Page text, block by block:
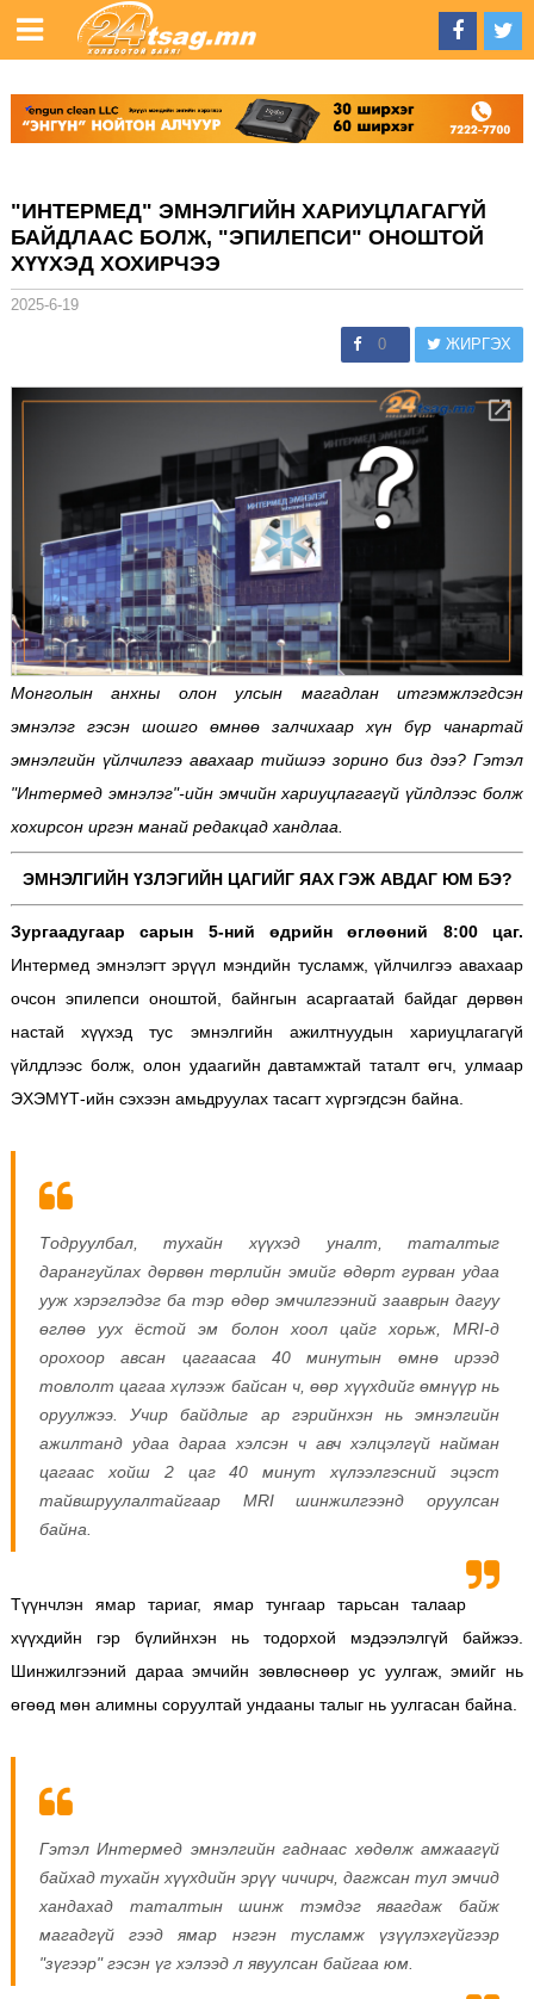
"ИНТЕРМЕД" ЭМНЭЛГИЙН ХАРИУЦЛАГАГҮЙ
БАЙДЛААС БОЛЖ, "ЭПИЛЕПСИ" ОНОШТОЙ
ХҮҮХЭД ХОХИРЧЭЭ
2025-6-19
0 ЖИРГЭХ
Монголын анхны олон улсын магадлан итгэмжлэгдсэн
эмнэлэг гэсэн шошго өмнөө залчихаар хүн бүр чанартай
эмнэлгийн үйлчилгээ авахаар тийшээ зорино биз дээ? Гэтэл
"Интермед эмнэлэг"-ийн эмчийн хариуцлагагүй үйлдлээс болж
хохирсон иргэн манай редакцад хандлаа.
ЭМНЭЛГИЙН ҮЗЛЭГИЙН ЦАГИЙГ ЯАХ ГЭЖ АВДАГ ЮМ БЭ?
Зургаадугаар сарын 5-ний өдрийн өглөөний 8:00 цаг.
Интермед эмнэлэгт эрүүл мэндийн тусламж, үйлчилгээ авахаар
очсон эпилепси оноштой, байнгын асаргаатай байдаг дөрвөн
настай хүүхэд тус эмнэлгийн ажилтнуудын хариуцлагагүй
үйлдлээс болж, олон удаагийн давтамжтай таталт өгч, улмаар
ЭХЭМҮТ-ийн сэхээн амьдруулах тасагт хүргэгдсэн байна.
Тодруулбал, тухайн хүүхэд уналт, таталтыг
дарангуйлах дөрвөн төрлийн эмийг өдөрт гурван удаа
ууж хэрэглэдэг ба тэр өдөр эмчилгээний зааврын дагуу
өглөө уух ёстой эм болон хоол цайг хорьж, MRI-д
орохоор авсан цагаасаа 40 минутын өмнө ирээд
товлолт цагаа хүлээж байсан ч, өөр хүүхдийг өмнүүр нь
оруулжээ. Учир байдлыг ар гэрийнхэн нь эмнэлгийн
ажилтанд удаа дараа хэлсэн ч авч хэлцэлгүй найман
цагаас хойш 2 цаг 40 минут хүлээлгэсний эцэст
тайвшруулалтайгаар МRI шинжилгээнд оруулсан
байна.
Түүнчлэн ямар тариаг, ямар тунгаар тарьсан талаар
хүүхдийн гэр бүлийнхэн нь тодорхой мэдээлэлгүй байжээ.
Шинжилгээний дараа эмчийн зөвлөснөөр ус уулгаж, эмийг нь
өгөөд мөн алимны соруултай ундааны талыг нь уулгасан байна.
Гэтэл Интермед эмнэлгийн гаднаас хөдөлж амжаагүй
байхад тухайн хүүхдийн эрүү чичирч, дагжсан тул эмчид
хандахад таталтын шинж тэмдэг явагдаж байж
магадгүй гээд ямар нэгэн тусламж үзүүлэхгүйгээр
"зүгээр" гэсэн үг хэлээд л явуулсан байгаа юм.